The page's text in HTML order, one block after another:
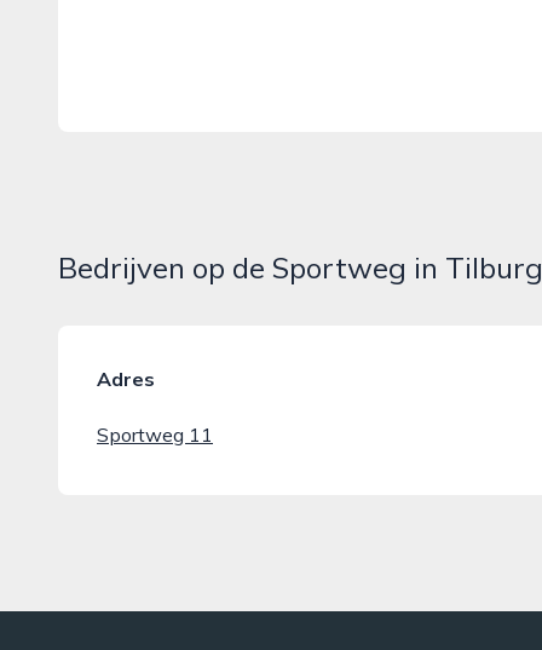
Bedrijven op de Sportweg in Tilburg
Adres
Sportweg 11